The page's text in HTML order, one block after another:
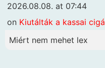
2026.08.08. at 07:44
on Kiutálták a kassai
Miért nem mehet lex